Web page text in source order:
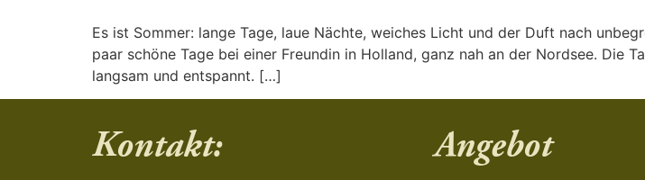
Es ist Sommer: lange Tage, laue Nächte, weiches Licht und der Duft nach
paar schöne Tage bei einer Freundin in Holland, ganz nah an der Nordsee. Die
langsam und entspannt. […]
Kontakt: Angebot